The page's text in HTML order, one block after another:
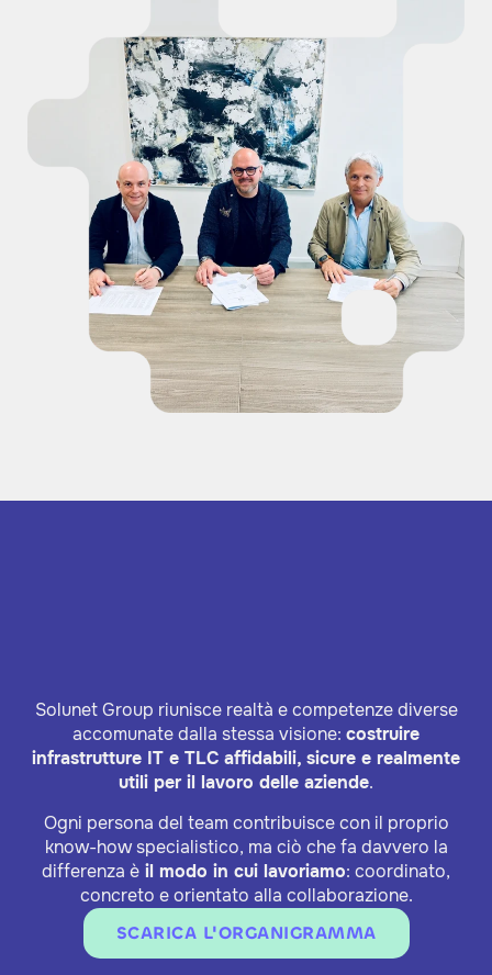
Solunet Group riunisce realtà e competenze diverse
accomunate dalla stessa visione: costruire
infrastrutture IT e TLC affidabili, sicure e realmente
utili per il lavoro delle aziende.
Ogni persona del team contribuisce con il proprio
know-how specialistico, ma ciò che fa davvero la
differenza è il modo in cui lavoriamo: coordinato,
concreto e orientato alla collaborazione.
SCARICA L'ORGANIGRAMMA